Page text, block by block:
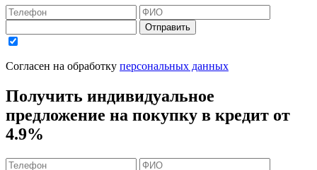
Отправить
Согласен на обработку персональных данных
Получить индивидуальное
предложение на покупку в кредит от
4.9%